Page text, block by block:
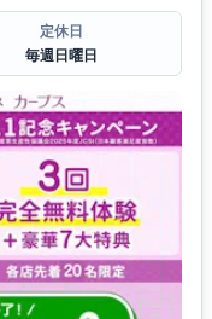
定休日
毎週日曜日